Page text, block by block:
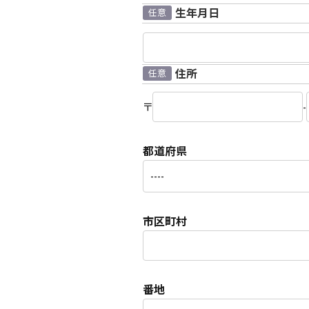
任意 生年月日
任意 住所
〒 -
都道府県
市区町村
番地